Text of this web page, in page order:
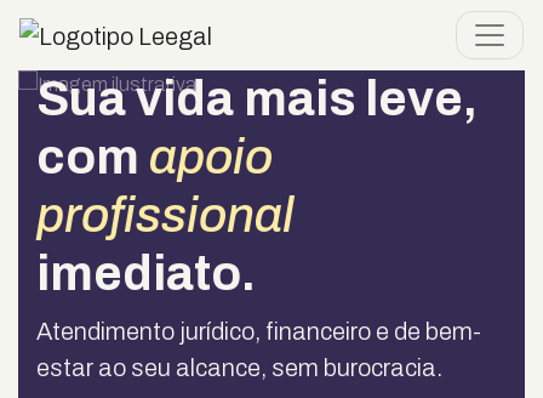
Sua vida mais leve,
com apoio
profissional
imediato.
Atendimento jurídico, financeiro e de bem-
estar ao seu alcance, sem burocracia.